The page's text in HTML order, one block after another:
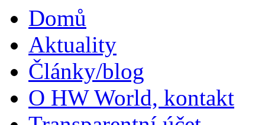
Domů
Aktuality
Články/blog
O HW World, kontakt